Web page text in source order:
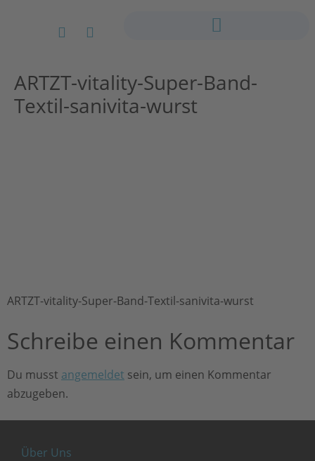
ARTZT-vitality-Super-Band-
Textil-sanivita-wurst
ARTZT-vitality-Super-Band-Textil-sanivita-wurst
Schreibe einen Kommentar
Du musst angemeldet sein, um einen Kommentar
abzugeben.
Über Uns